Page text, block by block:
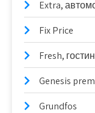
Extra,
Fix Price
Fresh,
Genesis
Grundfos